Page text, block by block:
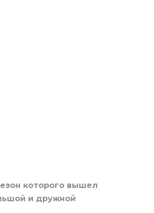
которого вышел
и дружной